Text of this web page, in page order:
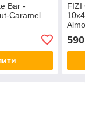
Bar -
Caramel
FIZI
590